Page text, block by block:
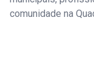
comunidade na